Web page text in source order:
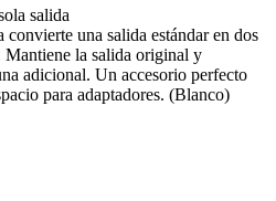
salida
convierte una salida estándar en dos
Mantiene la salida original y
adicional. Un accesorio perfecto
para adaptadores. (Blanco)